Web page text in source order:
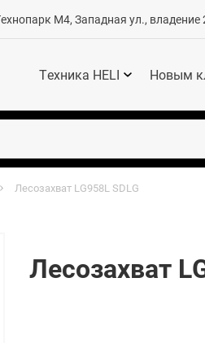
М4, Западная ул., владение
Техника HELI Новым
Лесозахват LG958L SDLG
Лесозахват